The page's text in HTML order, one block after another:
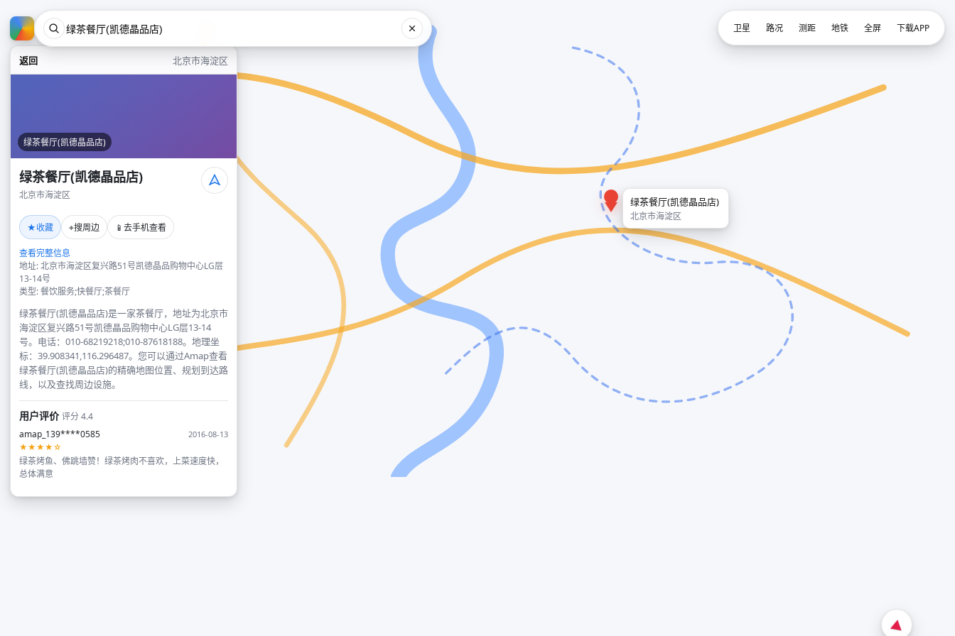
返回 北京市海淀区
绿茶餐厅(凯德晶品店)
绿茶餐厅(凯德晶品店)
北京市海淀区
★收藏 ⌖搜周边 📱 去手机查看
查看完整信息
地址: 北京市海淀区复兴路51号凯德晶品购物中心LG层
13-14号
类型: 餐饮服务;快餐厅;茶餐厅
绿茶餐厅(凯德晶品店)是一家茶餐厅，地址为北京市
海淀区复兴路51号凯德晶品购物中心LG层13-14
号。电话：010-68219218;010-87618188。地理坐
标：39.908341,116.296487。您可以通过Amap查看
绿茶餐厅(凯德晶品店)的精确地图位置、规划到达路
线，以及查找周边设施。
用户评价评分 4.4
amap_139****0585
2016-08-13
★★★★☆
绿茶烤鱼、佛跳墙赞！绿茶烤肉不喜欢，上菜速度快，
总体满意
绿茶餐厅(凯德晶品店)
北京市海淀区
卫星 路况 测距 地铁 全屏 下载APP